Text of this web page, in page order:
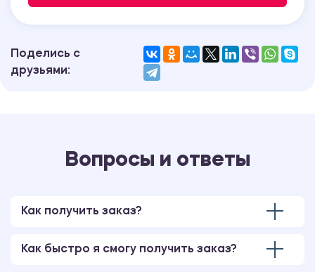
Поделись с
друзьями:
Вопросы и ответы
Как получить заказ?
Как быстро я смогу получить заказ?